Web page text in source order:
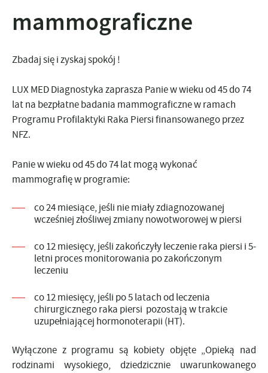
mammograficzne
Zbadaj się i zyskaj spokój !
LUX MED Diagnostyka zaprasza Panie w wieku od 45 do 74
lat na bezpłatne badania mammograficzne w ramach
Programu Profilaktyki Raka Piersi finansowanego przez
NFZ.
Panie w wieku od 45 do 74 lat mogą wykonać
mammografię w programie:
co 24 miesiące, jeśli nie miały zdiagnozowanej
wcześniej złośliwej zmiany nowotworowej w piersi
co 12 miesięcy, jeśli zakończyły leczenie raka piersi i 5-
letni proces monitorowania po zakończonym
leczeniu
co 12 miesięcy, jeśli po 5 latach od leczenia
chirurgicznego raka piersi pozostają w trakcie
uzupełniającej hormonoterapii (HT).
Wyłączone z programu są kobiety objęte „Opieką nad
rodzinami wysokiego, dziedzicznie uwarunkowanego